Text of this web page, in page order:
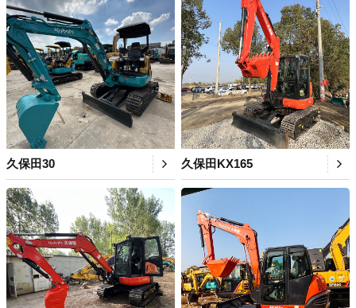
久保田30 久保田KX165